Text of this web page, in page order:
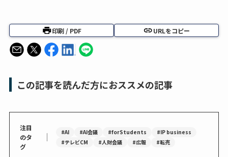
印刷 / PDF URLをコピー
この記事を読んだ方におススメの記事
注目
のタ
グ
｜ #AI #AI会議 #forStudents
#IP business
#テレビCM
#人財会議 #広報 #転売